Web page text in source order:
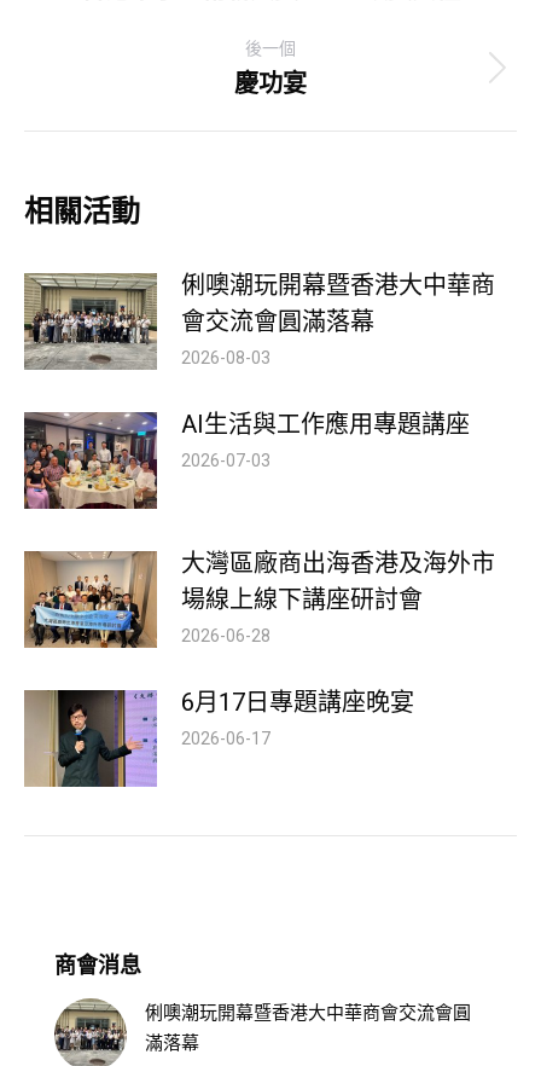
後一個
Next
慶功宴
相關活動
俐噢潮玩開幕暨香港大中華商
會交流會圓滿落幕
2026-08-03
AI生活與工作應用專題講座
2026-07-03
大灣區廠商出海香港及海外市
場線上線下講座研討會
2026-06-28
6月17日專題講座晚宴
2026-06-17
商會消息
俐噢潮玩開幕暨香港大中華商會交流會圓
滿落幕